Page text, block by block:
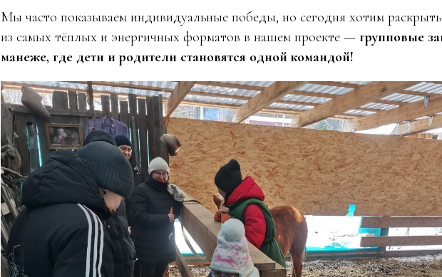
Мы часто показываем индивидуальные победы, но сегодня хотим
из самых тёплых и энергичных форматов в нашем проекте — групповые
манеже, где дети и родители становятся одной командой!